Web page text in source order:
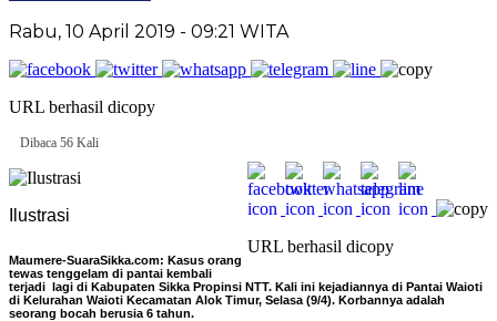
Rabu, 10 April 2019 - 09:21 WITA
URL berhasil dicopy
Dibaca 56 Kali
URL berhasil dicopy
Ilustrasi
Maumere-SuaraSikka.com: Kasus orang
tewas tenggelam di pantai kembali
terjadi lagi di Kabupaten Sikka Propinsi NTT. Kali ini kejadiannya di Pantai Waioti
di Kelurahan Waioti Kecamatan Alok Timur, Selasa (9/4). Korbannya adalah
seorang bocah berusia 6 tahun.